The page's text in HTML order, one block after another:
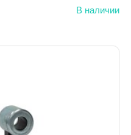
В наличии